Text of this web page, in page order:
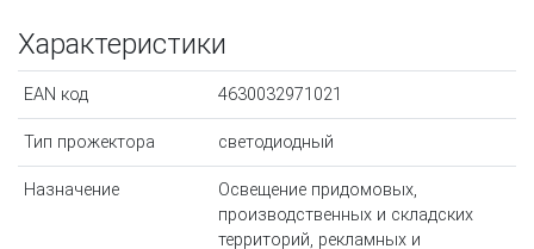
Характеристики
EAN код 4630032971021
Тип прожектора светодиодный
Назначение
Освещение придомовых,
производственных и складских
территорий, рекламных и